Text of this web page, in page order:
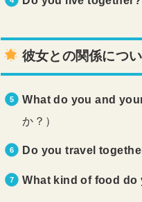
彼女との関係につ
What do you and
か？）
Do you travel
What kind of food do